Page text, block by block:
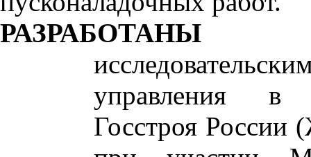
РАЗРАБОТАНЫ
управления в
Госстроя